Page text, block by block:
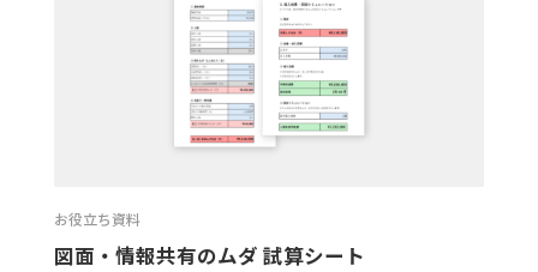
お役立ち資料
図面・情報共有のムダ 試算シート